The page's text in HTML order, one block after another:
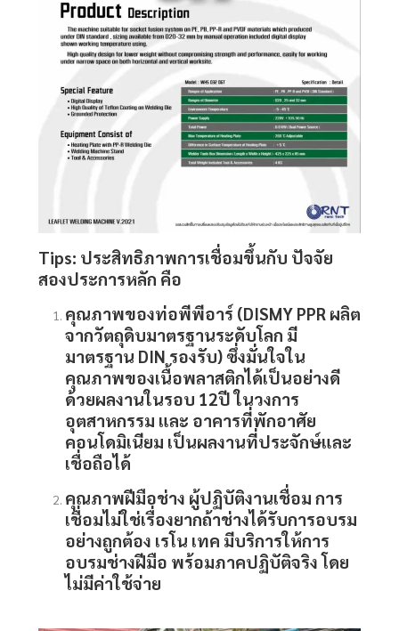
Tips: ประสิทธิภาพการเชื่อมขึ้นกับ ปัจจัย
สองประการหลัก คือ
คุณภาพของท่อพีพีอาร์ (DISMY PPR ผลิต
จากวัตถุดิบมาตรฐานระดับโลก มี
มาตรฐาน DIN รองรับ) ซึ่งมั่นใจใน
คุณภาพของเนื้อพลาสติกได้เป็นอย่างดี
ด้วยผลงานในรอบ 12ปี ในวงการ
อุตสาหกรรม และ อาคารที่พักอาศัย
คอนโดมิเนียม เป็นผลงานที่ประจักษ์และ
เชื่อถือได้
คุณภาพฝีมือช่าง ผู้ปฏิบัติงานเชื่อม การ
เชื่อมไม่ใช่เรื่องยากถ้าช่างได้รับการอบรม
อย่างถูกต้อง เรโน เทค มีบริการให้การ
อบรมช่างฝีมือ พร้อมภาคปฏิบัติจริง โดย
ไม่มีค่าใช้จ่าย